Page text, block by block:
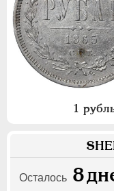
1
Осталось 8